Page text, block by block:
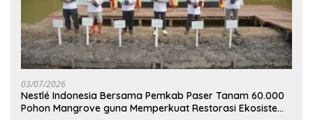
03/07/2026
Nestlé Indonesia Bersama Pemkab Paser Tanam 60.000
Pohon Mangrove guna Memperkuat Restorasi Ekosistem